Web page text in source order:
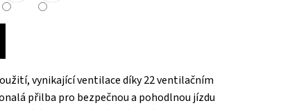
vynikající ventilace díky 22 ventilačním
přilba pro bezpečnou a pohodlnou jízdu